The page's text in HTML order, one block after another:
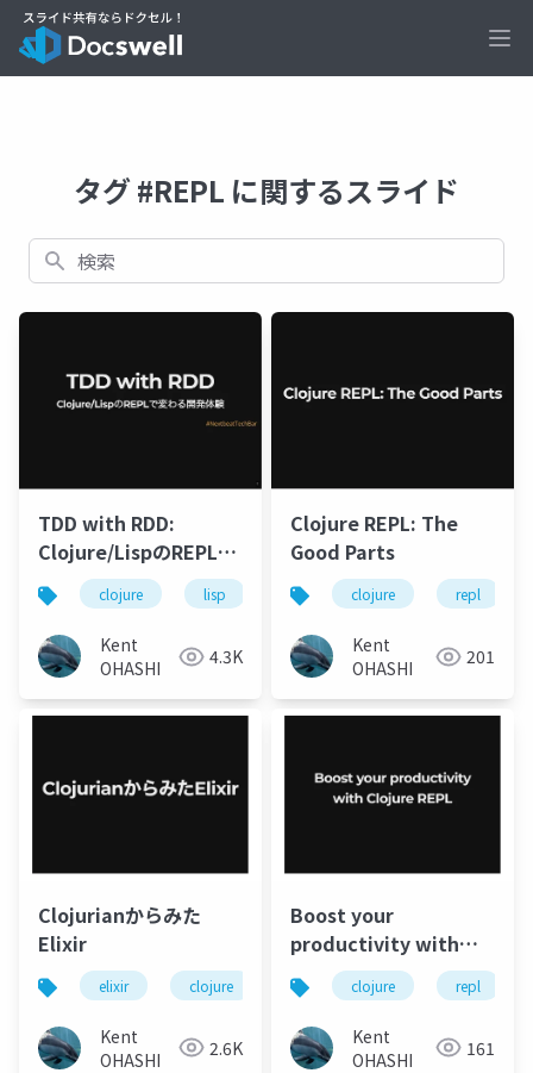
タグ #REPL に関するスライド
検索
TDD with RDD:
Clojure/LispのREPLで
変わる開発体験
clojure lisp repl tdd rdd
Kent
OHASHI
4.3K
Clojure REPL: The
Good Parts
clojure repl
Kent
OHASHI
201
Clojurianからみた
Elixir
elixir clojure 関数型プログラミング
Kent
OHASHI
2.6K
Boost your
productivity with
Clojure REPL
clojure repl
Kent
OHASHI
161